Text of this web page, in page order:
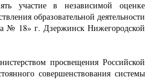
участие в независимой оценке
образовательной деятельности
№ 18» г. Дзержинск Нижегородской
просвещения Российской
совершенствования системы